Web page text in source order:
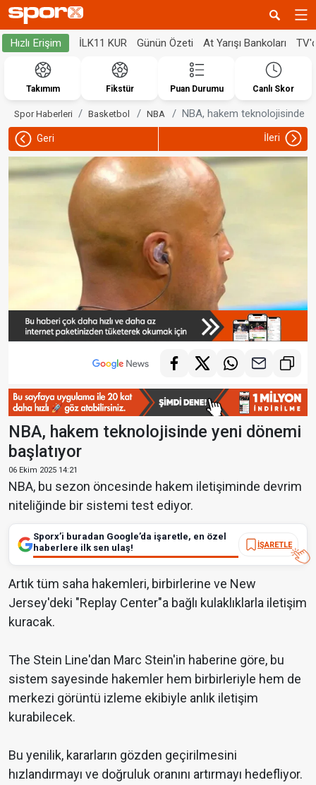
Hızlı Erişim İLK11 KUR Günün Özeti At Yarışı Bankoları
Takımım Fikstür Puan Durumu Canlı Skor
Spor Haberleri Basketbol NBA NBA, hakem teknolojisinde
Geri İleri
NBA, hakem teknolojisinde yeni dönemi
başlatıyor
06 Ekim 2025 14:21
NBA, bu sezon öncesinde hakem iletişiminde devrim
niteliğinde bir sistemi test ediyor.
Sporx’i buradan Google’da işaretle, en özel
haberlere ilk sen ulaş!
İŞARETLE
Artık tüm saha hakemleri, birbirlerine ve New
Jersey'deki "Replay Center"a bağlı kulaklıklarla iletişim
kuracak.
The Stein Line'dan Marc Stein'in haberine göre, bu
sistem sayesinde hakemler hem birbirleriyle hem de
merkezi görüntü izleme ekibiyle anlık iletişim
kurabilecek.
Bu yenilik, kararların gözden geçirilmesini
hızlandırmayı ve doğruluk oranını artırmayı hedefliyor.